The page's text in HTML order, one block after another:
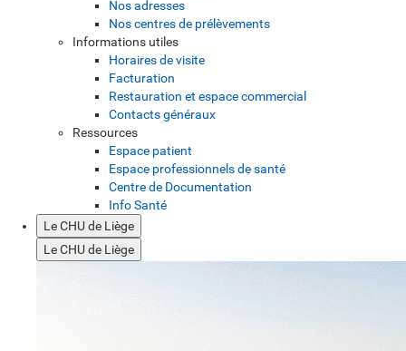
Nos adresses
Nos centres de prélèvements
Informations utiles
Horaires de visite
Facturation
Restauration et espace commercial
Contacts généraux
Ressources
Espace patient
Espace professionnels de santé
Centre de Documentation
Info Santé
Le CHU de Liège
Le CHU de Liège